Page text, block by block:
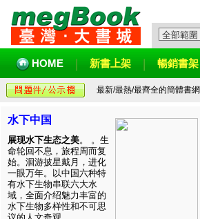
HOME 新書上架 暢銷書架
最新/最熱/最齊全的簡體書網
水下中国
展现水下生态之美。 。生
命轮回不息，旅程周而复
始。洄游披星戴月，进化
一眼万年。以中国六种特
有水下生物串联六大水
域，全面介绍魅力丰富的
水下生物多样性和不可思